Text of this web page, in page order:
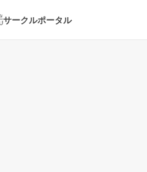
サークルポータル